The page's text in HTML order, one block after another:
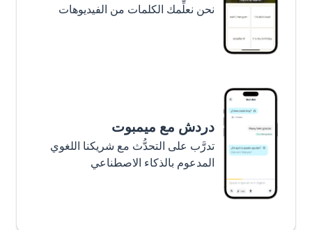
نحن نعلِّمك الكلمات من الفيديوهات
دردش مع ميمبوت
تدرَّب على التحدُّث مع شريكنا اللغوي
المدعوم بالذكاء الاصطناعي